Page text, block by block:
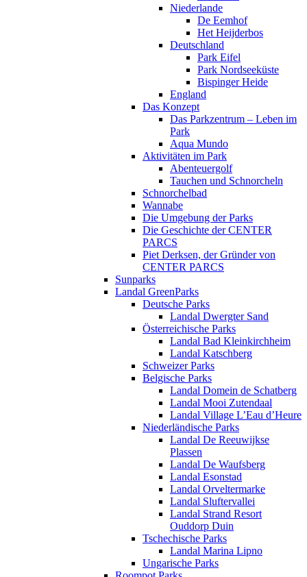
Niederlande
De Eemhof
Het Heijderbos
Deutschland
Park Eifel
Park Nordseeküste
Bispinger Heide
England
Das Konzept
Das Parkzentrum – Leben im
Park
Aqua Mundo
Aktivitäten im Park
Abenteuergolf
Tauchen und Schnorcheln
Schnorchelbad
Wannabe
Die Umgebung der Parks
Die Geschichte der CENTER
PARCS
Piet Derksen, der Gründer von
CENTER PARCS
Sunparks
Landal GreenParks
Deutsche Parks
Landal Dwergter Sand
Österreichische Parks
Landal Bad Kleinkirchheim
Landal Katschberg
Schweizer Parks
Belgische Parks
Landal Domein de Schatberg
Landal Mooi Zutendaal
Landal Village L’Eau d’Heure
Niederländische Parks
Landal De Reeuwijkse
Plassen
Landal De Waufsberg
Landal Esonstad
Landal Orveltermarke
Landal Sluftervallei
Landal Strand Resort
Ouddorp Duin
Tschechische Parks
Landal Marina Lipno
Ungarische Parks